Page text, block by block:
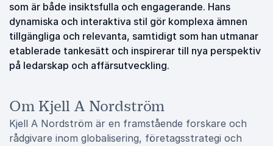
som är både insiktsfulla och engagerande. Hans
dynamiska och interaktiva stil gör komplexa ämnen
tillgängliga och relevanta, samtidigt som han utmanar
etablerade tankesätt och inspirerar till nya perspektiv
på ledarskap och affärsutveckling.
Om Kjell A Nordström
Kjell A Nordström är en framstående forskare och
rådgivare inom globalisering, företagsstrategi och